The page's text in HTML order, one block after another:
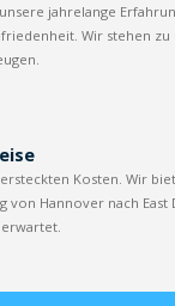
jahrelange
Wir stehen
Kosten. Wir
von Hannover nach